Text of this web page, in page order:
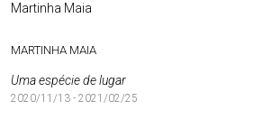
Martinha Maia
MARTINHA MAIA
Uma espécie de lugar
2020/11/13 - 2021/02/25